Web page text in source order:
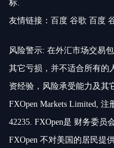
标.
友情链接： 百度 谷歌 百度
风险警示: 在外汇市场交易
其它亏损，并不适合所有的
资经验，风险承受能力及其
FXOpen Markets Limited,
42235. FXOpen是 财务委员
FXOpen 不对美国的居民提